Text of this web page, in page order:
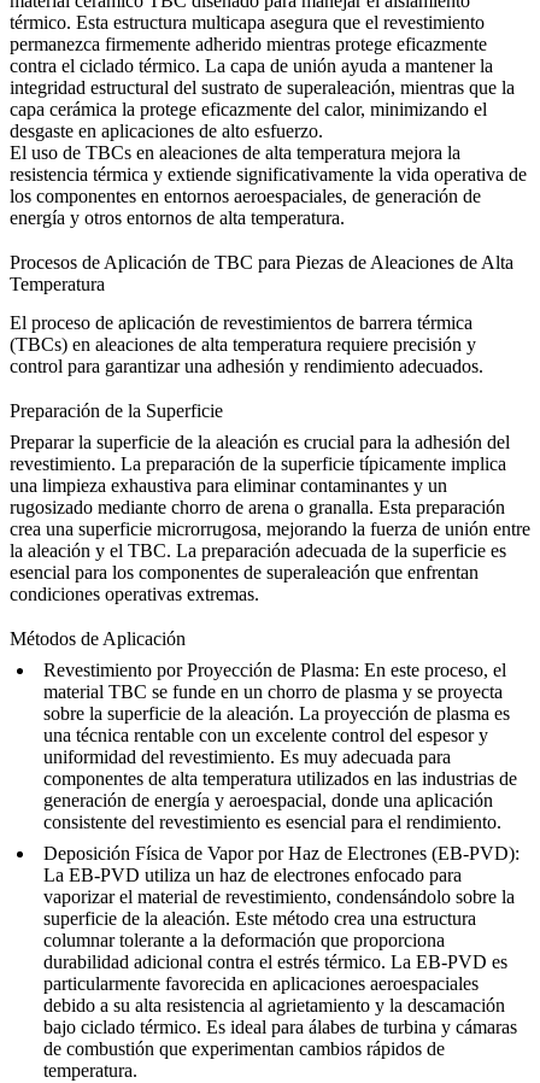
térmico. Esta estructura multicapa asegura que el revestimiento
permanezca firmemente adherido mientras protege eficazmente
contra el ciclado térmico. La capa de unión ayuda a mantener la
integridad estructural del sustrato de superaleación, mientras que la
capa cerámica la protege eficazmente del calor, minimizando el
desgaste en aplicaciones de alto esfuerzo.
El uso de TBCs en aleaciones de alta temperatura mejora la
resistencia térmica y extiende significativamente la vida operativa de
los componentes en entornos aeroespaciales, de generación de
energía y otros entornos de alta temperatura.
Procesos de Aplicación de TBC para Piezas de Aleaciones de Alta
Temperatura
El proceso de aplicación de revestimientos de barrera térmica
(TBCs) en aleaciones de alta temperatura requiere precisión y
control para garantizar una adhesión y rendimiento adecuados.
Preparación de la Superficie
Preparar la superficie de la aleación es crucial para la adhesión del
revestimiento. La preparación de la superficie típicamente implica
una limpieza exhaustiva para eliminar contaminantes y un
rugosizado mediante chorro de arena o granalla. Esta preparación
crea una superficie microrrugosa, mejorando la fuerza de unión entre
la aleación y el TBC. La preparación adecuada de la superficie es
esencial para los componentes de superaleación que enfrentan
condiciones operativas extremas.
Métodos de Aplicación
Revestimiento por Proyección de Plasma: En este proceso, el
material TBC se funde en un chorro de plasma y se proyecta
sobre la superficie de la aleación. La proyección de plasma es
una técnica rentable con un excelente control del espesor y
uniformidad del revestimiento. Es muy adecuada para
componentes de alta temperatura utilizados en las industrias de
generación de energía y aeroespacial, donde una aplicación
consistente del revestimiento es esencial para el rendimiento.
Deposición Física de Vapor por Haz de Electrones (EB-PVD):
La EB-PVD utiliza un haz de electrones enfocado para
vaporizar el material de revestimiento, condensándolo sobre la
superficie de la aleación. Este método crea una estructura
columnar tolerante a la deformación que proporciona
durabilidad adicional contra el estrés térmico. La EB-PVD es
particularmente favorecida en aplicaciones aeroespaciales
debido a su alta resistencia al agrietamiento y la descamación
bajo ciclado térmico. Es ideal para álabes de turbina y cámaras
de combustión que experimentan cambios rápidos de
temperatura.